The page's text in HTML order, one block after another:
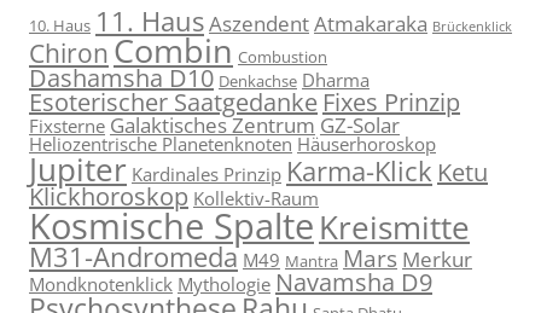
10. Haus 11. HausAszendentAtmakaraka Brückenklick
ChironCombin Combustion
Dashamsha D10 Denkachse Dharma
Esoterischer Saatgedanke Fixes Prinzip
FixsterneGalaktisches Zentrum GZ-Solar
Heliozentrische PlanetenknotenHäuserhoroskop
Jupiter Kardinales Prinzip Karma-Klick Ketu
Klickhoroskop Kollektiv-Raum
Kosmische SpalteKreismitte
M31-Andromeda M49 Mantra Mars Merkur
Mondknotenklick Mythologie Navamsha D9